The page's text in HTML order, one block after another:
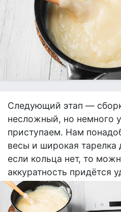
Следующий этап —
несложный, но немного
приступаем. Нам
весы и широкая
если кольца нет, то
аккуратность придётся